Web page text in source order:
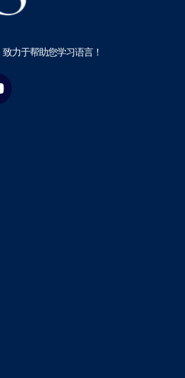
力于帮助您学习语言！